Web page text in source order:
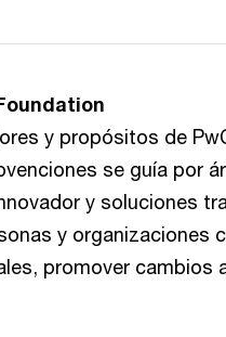
y propósitos de
se guía por
y soluciones
y organizaciones
promover cambios